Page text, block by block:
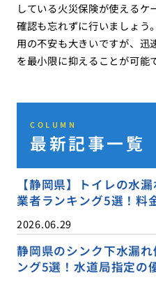
している火災保険が使える
確認も忘れずに行いましょう
用の不安も大きいですが、迅
を最小限に抑えることが可能
COLUMN
最新記事一覧
【静岡県】トイレの水
業者ランキング5選！料
2026.06.29
静岡県のシンク下水漏
ング5選！水道局指定の